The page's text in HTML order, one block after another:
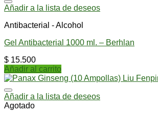
Añadir a la lista de deseos
Antibacterial - Alcohol
Gel Antibacterial 1000 ml. – Berhlan
$ 15.500
Añadir al carrito
Añadir a la lista de deseos
Agotado